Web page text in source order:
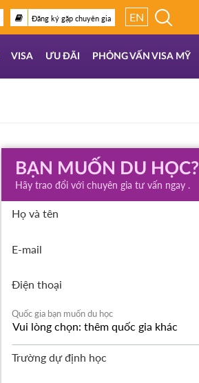
Đăng ký gặp chuyên gia EN
VISA ƯU ĐÃI PHỎNG VẤN VISA MỸ
BẠN MUỐN DU HỌC?
Hãy trao đổi với chuyên gia tư vấn ngay .
Họ và tên
E-mail
Điện thoại
Quốc gia bạn muốn du học
Trường dự định học